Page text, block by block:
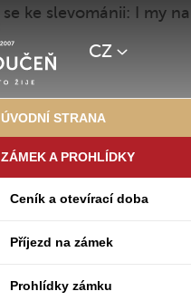
CZ
ÚVODNÍ STRANA
ZÁMEK A PROHLÍDKY
Ceník a otevírací doba
Příjezd na zámek
Prohlídky zámku